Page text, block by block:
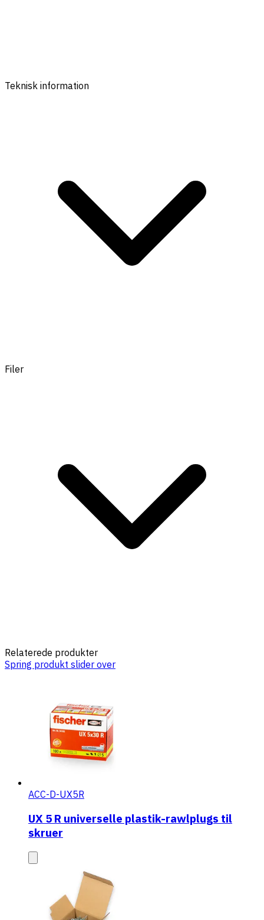
Teknisk information
Filer
Relaterede produkter
Spring produkt slider over
ACC-D-UX5R
UX 5 R universelle plastik-rawlplugs til
skruer